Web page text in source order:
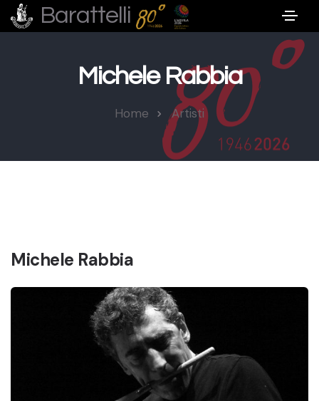
Barattelli
Michele Rabbia
Home Artisti
Michele Rabbia